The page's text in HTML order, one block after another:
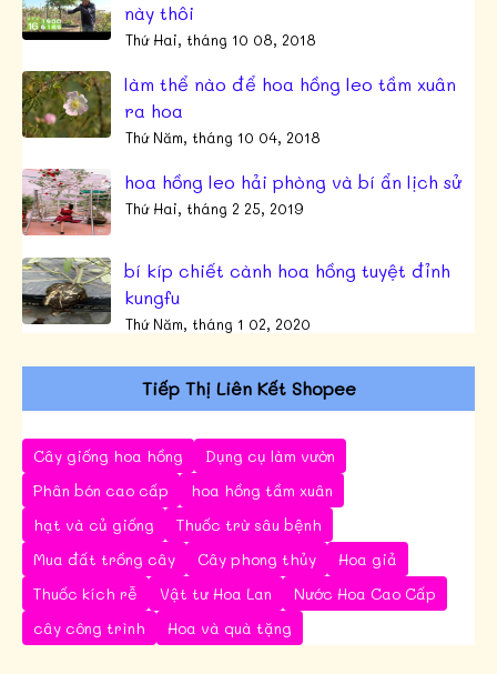
này thôi
Thứ Hai, tháng 10 08, 2018
làm thể nào để hoa hồng leo tầm xuân
ra hoa
Thứ Năm, tháng 10 04, 2018
hoa hồng leo hải phòng và bí ẩn lịch sử
Thứ Hai, tháng 2 25, 2019
bí kíp chiết cành hoa hồng tuyệt đỉnh
kungfu
Thứ Năm, tháng 1 02, 2020
Tiếp Thị Liên Kết Shopee
Cây giống hoa hồng
Dụng cụ làm vườn
Phân bón cao cấp
hoa hồng tầm xuân
hạt và củ giống
Thuốc trừ sâu bệnh
Mua đất trồng cây
Cây phong thủy
Hoa giả
Thuốc kích rễ
Vật tư Hoa Lan
Nước Hoa Cao Cấp
cây công trình
Hoa và quà tặng